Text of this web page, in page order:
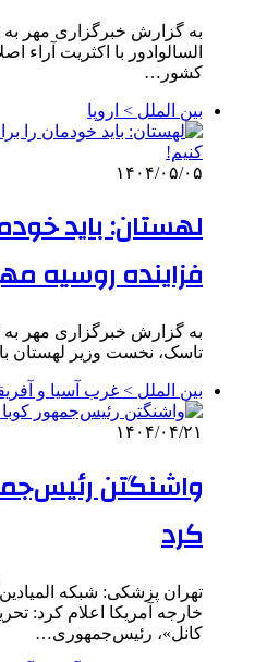
السالوادور با اکثریت آراء
کشور…
بین الملل > اروپا
۱۴۰۴/۰۵/۰۵
لهستان: باید
فزاینده روسیه
به گزارش خبرگزاری مهر
تاسک، نخست وزیر لهستان با
بین الملل > غرب آسیا و
۱۴۰۴/۰۴/۲۱
واشنگتن
کرد
تهران پزشکی: شبکه
خارجه آمریکا اعلام کرد:
کانل»، رئیس‌جمهوری…